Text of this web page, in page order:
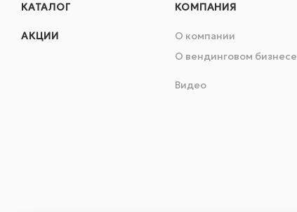
КАТАЛОГ
АКЦИИ
КОМПАНИЯ
О компании
О вендинговом бизнесе
Видео